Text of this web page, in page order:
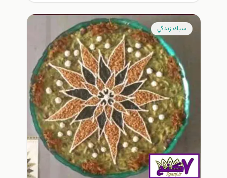
سبك زندگي